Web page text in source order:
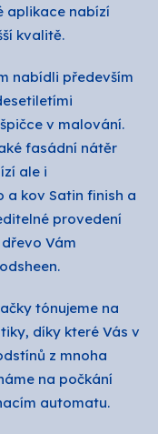
aplikace nabízí
kvalitě.
především
v malování.
fasádní nátěr
ale i
a kov Satin finish a
provedení
Vám
tónujeme na
díky které Vás v
z mnoha
na počkání
automatu.